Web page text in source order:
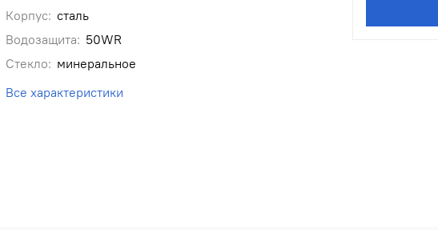
Корпус: сталь
Водозащита: 50WR
Стекло: минеральное
Все характеристики